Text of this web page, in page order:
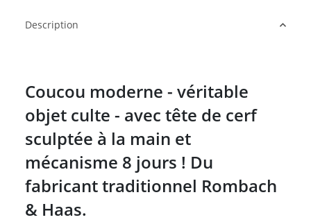
Description
Coucou moderne - véritable
objet culte - avec tête de cerf
sculptée à la main et
mécanisme 8 jours ! Du
fabricant traditionnel Rombach
& Haas.